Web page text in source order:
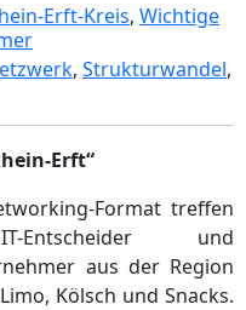
Erft-Kreis, Wichtige
, Strukturwandel,
Erft“
Format treffen
und
aus der Region
Kölsch und Snacks.